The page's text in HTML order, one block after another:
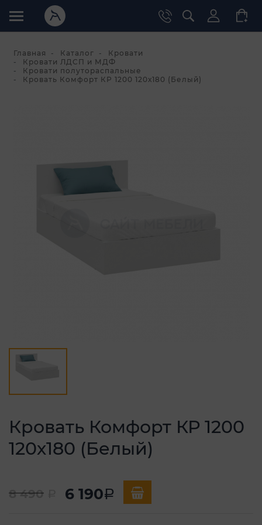
Главная Каталог
Кровати
Кровати ЛДСП и МДФ
Кровати полутораспальные
Кровать Комфорт КР 1200 120х180 (Белый)
Кровать Комфорт КР 1200
120х180 (Белый)
8 490 6 190a